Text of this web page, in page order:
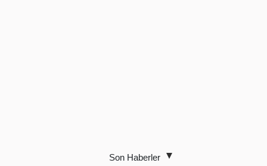
Son Haberler